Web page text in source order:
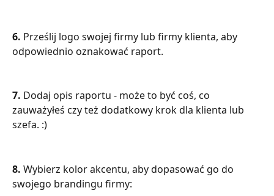
6. Prześlij logo swojej firmy lub firmy klienta, aby
odpowiednio oznakować raport.
7. Dodaj opis raportu - może to być coś, co
zauważyłeś czy też dodatkowy krok dla klienta lub
szefa. :)
8. Wybierz kolor akcentu, aby dopasować go do
swojego brandingu firmy: